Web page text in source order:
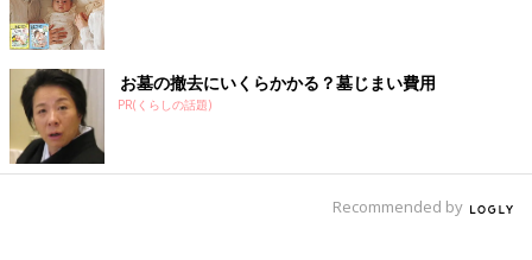
お墓の撤去にいくらかかる？墓じまい費用
PR(くらしの話題)
Recommended by